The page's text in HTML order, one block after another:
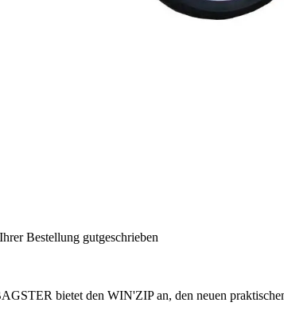
Bestellung gutgeschrieben
bietet den WIN'ZIP an, den neuen